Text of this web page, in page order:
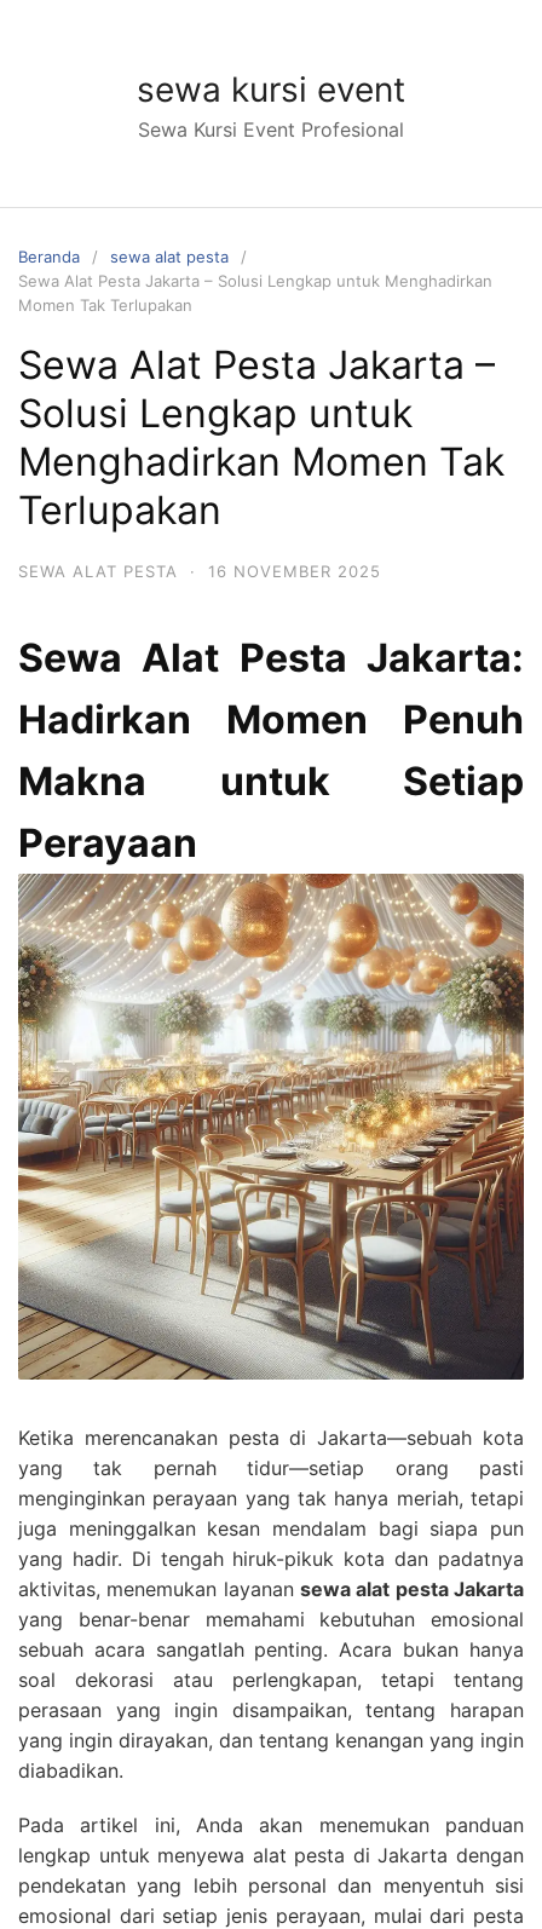
sewa kursi event
Sewa Kursi Event Profesional
Beranda
sewa alat pesta
Sewa Alat Pesta Jakarta – Solusi Lengkap untuk Menghadirkan
Momen Tak Terlupakan
Sewa Alat Pesta Jakarta –
Solusi Lengkap untuk
Menghadirkan Momen Tak
Terlupakan
SEWA ALAT PESTA · 16 NOVEMBER 2025
Sewa Alat Pesta Jakarta:
Hadirkan Momen Penuh
Makna untuk Setiap
Perayaan
Ketika merencanakan pesta di Jakarta—sebuah kota
yang tak pernah tidur—setiap orang pasti
menginginkan perayaan yang tak hanya meriah, tetapi
juga meninggalkan kesan mendalam bagi siapa pun
yang hadir. Di tengah hiruk-pikuk kota dan padatnya
aktivitas, menemukan layanan sewa alat pesta Jakarta
yang benar-benar memahami kebutuhan emosional
sebuah acara sangatlah penting. Acara bukan hanya
soal dekorasi atau perlengkapan, tetapi tentang
perasaan yang ingin disampaikan, tentang harapan
yang ingin dirayakan, dan tentang kenangan yang ingin
diabadikan.
Pada artikel ini, Anda akan menemukan panduan
lengkap untuk menyewa alat pesta di Jakarta dengan
pendekatan yang lebih personal dan menyentuh sisi
emosional dari setiap jenis perayaan, mulai dari pesta